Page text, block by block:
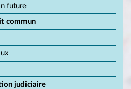
future
commun
judiciaire